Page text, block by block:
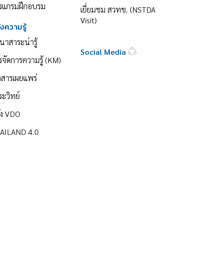
แกรมฝึกอบรม
ความรู้
าสาระน่ารู้
จัดการความรู้ (KM)
สารเผยแพร่
ะวิทย์
VDO
4.0
เยี่ยมชม สวทช. (NSTDA
Visit)
Social Media